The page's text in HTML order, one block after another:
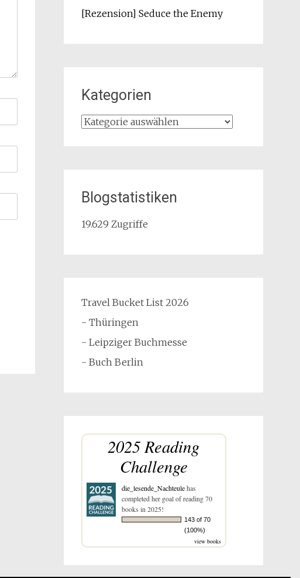
[Rezension] Seduce the Enemy
Kategorien
Kategorien
Blogstatistiken
19.629 Zugriffe
Travel Bucket List 2026
- Thüringen
- Leipziger Buchmesse
- Buch Berlin
2025 Reading
Challenge
die_lesende_Nachteulehas
completed her goal of reading 70
books in 2025!
143 of 70
(100%)
view books